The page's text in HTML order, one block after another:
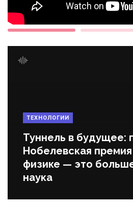
ТЕХНОЛОГИИ
Туннель в будущее:
Нобелевская премия
физике — это
наука